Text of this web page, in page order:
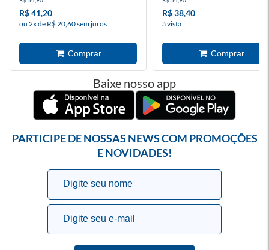
R$ 41,20
ou 2x de R$ 20,60 sem juros
R$ 38,40
à vista
Baixe nosso app
PARTICIPE DE NOSSAS NEWS COM PROMOÇÕES
E NOVIDADES!